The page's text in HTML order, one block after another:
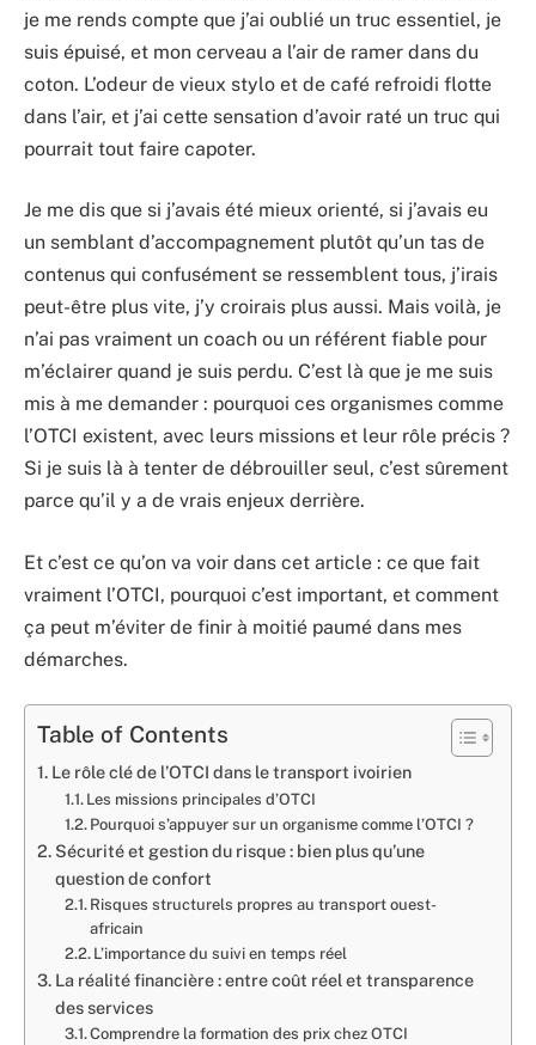
je me rends compte que j’ai oublié un truc essentiel, je
suis épuisé, et mon cerveau a l’air de ramer dans du
coton. L’odeur de vieux stylo et de café refroidi flotte
dans l’air, et j’ai cette sensation d’avoir raté un truc qui
pourrait tout faire capoter.
Je me dis que si j’avais été mieux orienté, si j’avais eu
un semblant d’accompagnement plutôt qu’un tas de
contenus qui confusément se ressemblent tous, j’irais
peut-être plus vite, j’y croirais plus aussi. Mais voilà, je
n’ai pas vraiment un coach ou un référent fiable pour
m’éclairer quand je suis perdu. C’est là que je me suis
mis à me demander : pourquoi ces organismes comme
l’OTCI existent, avec leurs missions et leur rôle précis ?
Si je suis là à tenter de débrouiller seul, c’est sûrement
parce qu’il y a de vrais enjeux derrière.
Et c’est ce qu’on va voir dans cet article : ce que fait
vraiment l’OTCI, pourquoi c’est important, et comment
ça peut m’éviter de finir à moitié paumé dans mes
démarches.
Table of Contents
Le rôle clé de l’OTCI dans le transport ivoirien
Les missions principales d’OTCI
Pourquoi s’appuyer sur un organisme comme l’OTCI ?
Sécurité et gestion du risque : bien plus qu’une
question de confort
Risques structurels propres au transport ouest-
africain
L’importance du suivi en temps réel
La réalité financière : entre coût réel et transparence
des services
Comprendre la formation des prix chez OTCI